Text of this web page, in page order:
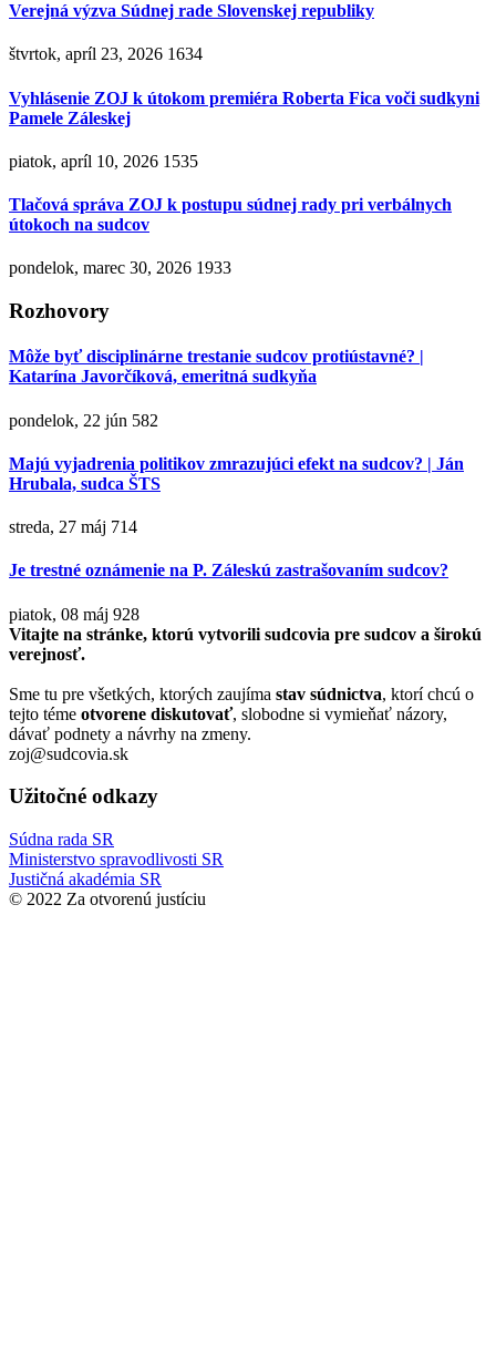
Verejná výzva Súdnej rade Slovenskej republiky
štvrtok, apríl 23, 2026 1634
Vyhlásenie ZOJ k útokom premiéra Roberta Fica voči sudkyni
Pamele Záleskej
piatok, apríl 10, 2026 1535
Tlačová správa ZOJ k postupu súdnej rady pri verbálnych
útokoch na sudcov
pondelok, marec 30, 2026 1933
Rozhovory
Môže byť disciplinárne trestanie sudcov protiústavné? |
Katarína Javorčíková, emeritná sudkyňa
pondelok, 22 jún 582
Majú vyjadrenia politikov zmrazujúci efekt na sudcov? | Ján
Hrubala, sudca ŠTS
streda, 27 máj 714
Je trestné oznámenie na P. Záleskú zastrašovaním sudcov?
piatok, 08 máj 928
Vitajte na stránke, ktorú vytvorili sudcovia pre sudcov a širokú
verejnosť.
Sme tu pre všetkých, ktorých zaujíma stav súdnictva, ktorí chcú o
tejto téme otvorene diskutovať, slobodne si vymieňať názory,
dávať podnety a návrhy na zmeny.
zoj@sudcovia.sk
Užitočné odkazy
Súdna rada SR
Ministerstvo spravodlivosti SR
Justičná akadémia SR
© 2022 Za otvorenú justíciu